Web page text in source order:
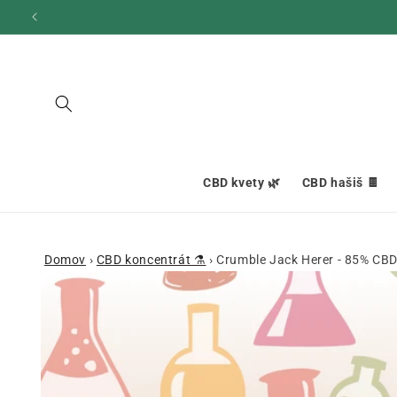
a prejsť
na obsah
CBD kvety 🌿 CBD hašiš 🍫
Domov › CBD koncentrát ⚗️ › Crumble Jack Herer - 85%
Prejsť na
informácie
o produkte